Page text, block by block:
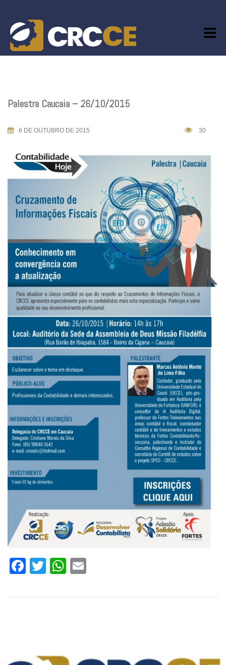
content
Palestra Caucaia – 26/10/2015
6 DE OUTUBRO DE 2015 30
Facebook
TwitterWhatsApp